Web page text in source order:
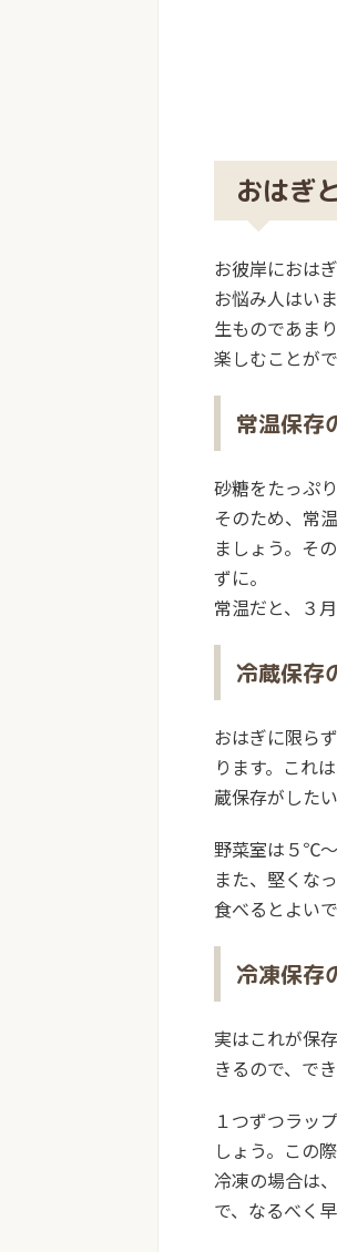
おはぎ
お彼岸におは
お悩み人はい
生ものであま
楽しむことがで
常温保存
砂糖をたっぷ
そのため、常
ましょう。そ
ずに。
常温だと、３
冷蔵保存
おはぎに限ら
ります。これ
蔵保存がした
野菜室は５℃
また、堅くな
食べるとよいで
冷凍保存
実はこれが保
きるので、で
１つずつラッ
しょう。この
冷凍の場合は
で、なるべく